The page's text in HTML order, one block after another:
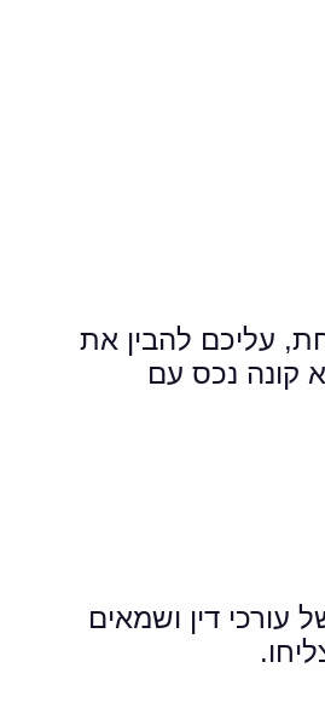
עליכם להבין את
הוא קונה נכס עם
שלבי התהליך, הצגת דוחות תקן 22 כחוק, וליווי של עורכי דין ושמאים